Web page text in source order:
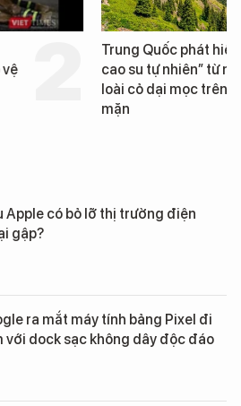
Loạt dự án bất động
Đà Nẵng sắp bị kiểm
Apple có bỏ lỡ thị trường điện
gập?
ra mắt máy tính bảng Pixel đi
với dock sạc không dây độc đáo